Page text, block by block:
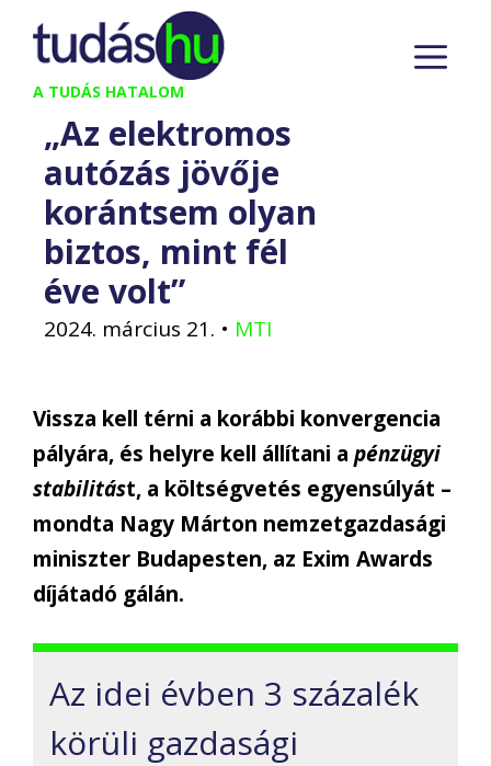
Kilépés
tartalomba
A TUDÁS HATALOM
„Az elektromos
autózás jövője
korántsem olyan
biztos, mint fél
éve volt”
2024. március 21. • MTI
Vissza kell térni a korábbi konvergencia
pályára, és helyre kell állítani a pénzügyi
stabilitást, a költségvetés egyensúlyát –
mondta Nagy Márton nemzetgazdasági
miniszter Budapesten, az Exim Awards
díjátadó gálán.
Az idei évben 3 százalék
körüli gazdasági